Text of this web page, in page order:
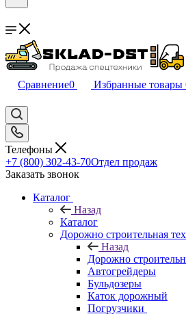
Сравнение0 Избранные товары
Телефоны
+7 (800) 302-43-70Отдел продаж
Заказать звонок
Каталог
Назад
Каталог
Дорожно строительная
Назад
Дорожно
Автогрейдеры
Бульдозеры
Каток дорожный
Погрузчики